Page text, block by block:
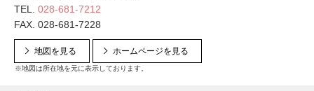
TEL. 028-681-7212
FAX. 028-681-7228
地図を見る
※地図は所在地を元に表示しております。
ホームページを見る